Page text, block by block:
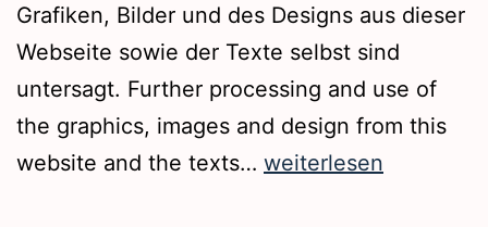
Grafiken, Bilder und des Designs aus dieser
Webseite sowie der Texte selbst sind
untersagt. Further processing and use of
the graphics, images and design from this
website and the texts… Webseite
weiterlesen